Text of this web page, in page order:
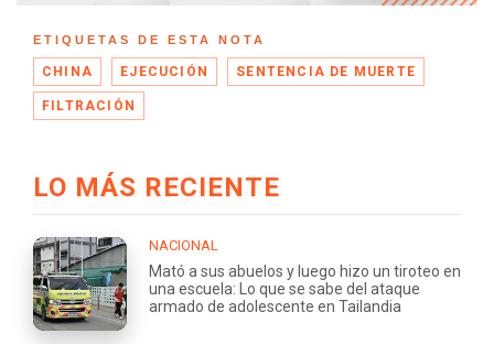
ETIQUETAS DE ESTA NOTA
CHINA EJECUCIÓN SENTENCIA DE MUERTE
FILTRACIÓN
LO MÁS RECIENTE
NACIONAL
Mató a sus abuelos y luego hizo un tiroteo en
una escuela: Lo que se sabe del ataque
armado de adolescente en Tailandia